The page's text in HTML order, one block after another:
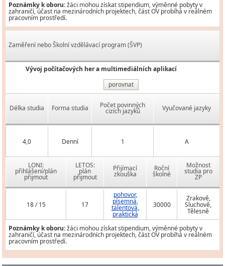
Poznámky k oboru:žáci mohou získat stipendium, výměnné pobyty v
zahraničí, účast na mezinárodních projektech, část OV probíhá v reálném
pracovním prostředí.
Zaměření nebo Školní vzdělávací program (ŠVP)
Vývoj počítačových her a multimediálních aplikací
porovnat
Délka studia Forma studia Počet povinných
cizích jazyků Vyučované jazyky
4,0 Denní 1 A
LONI:
přihlášení/plán
přijmout
LETOS:
plán
přijmout
Přijímací
zkouška
Roční
školné
Možnost
studia pro
ZP
18 / 15 17
pohovor,
písemná,
talentová,
praktická
30000
Zrakově,
Sluchově,
Tělesně
Poznámky k oboru:žáci mohou získat stipendium, výměnné pobyty v
zahraničí, účast na mezinárodních projektech, část OV probíhá v reálném
pracovním prostředí.